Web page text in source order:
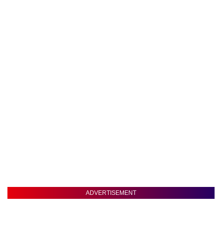
ADVERTISEMENT